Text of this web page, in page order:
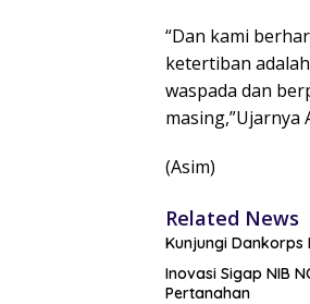
“Dan kami
ketertiban
waspada dan
masing,”Ujarnya
(Asim)
Related News
Kunjungi
Inovasi Sigap NIB
Pertanahan